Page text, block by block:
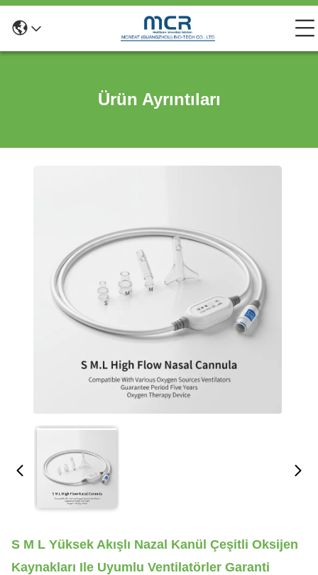
Ürün Ayrıntıları
S M L Yüksek Akışlı Nazal Kanül Çeşitli Oksijen
Kaynakları Ile Uyumlu Ventilatörler Garanti